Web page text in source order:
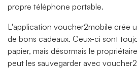
propre téléphone portable.
L'application voucher2mobile crée
de bons cadeaux. Ceux-ci sont
papier, mais désormais le
peut les sauvegarder avec